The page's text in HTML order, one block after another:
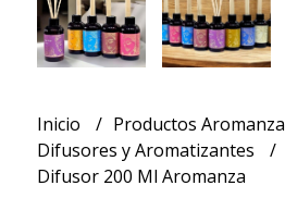
Inicio
Productos Aromanza
Difusores y Aromatizantes
Difusor 200 Ml Aromanza